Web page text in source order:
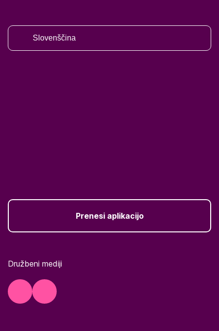
Slovenščina
Prenesi aplikacijo
Družbeni mediji